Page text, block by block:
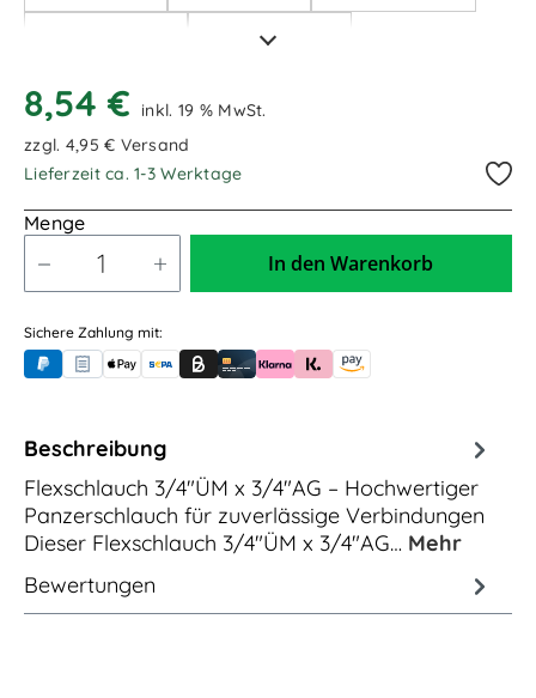
2,00m / 2.000mm
8,54 €
inkl. 19 % MwSt.
zzgl. 4,95 € Versand
Lieferzeit ca. 1-3 Werktage
Menge
In den Warenkorb
Sichere Zahlung mit:
PayPalRechnungskauf (für Behörden)
Apple PayBanküberweisung (vorab)
Rechnungskauf (Billie)
Kreditkarte
Rechnung oder Ratenkauf (Klarna)
Sofortüberweisung (Klarna)
Amazon Pay
Beschreibung
Flexschlauch 3/4"ÜM x 3/4"AG – Hochwertiger
Panzerschlauch für zuverlässige Verbindungen
Dieser Flexschlauch 3/4"ÜM x 3/4"AG… Mehr
Bewertungen